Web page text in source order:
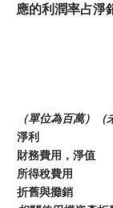
應的利潤率占淨
（單位為百萬）（
淨利
財務費用，淨值
所得稅費用
折舊與攤銷